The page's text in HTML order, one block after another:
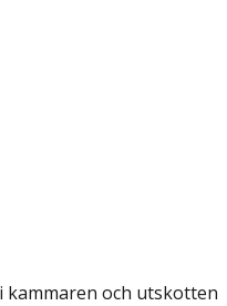
kammaren och utskotten